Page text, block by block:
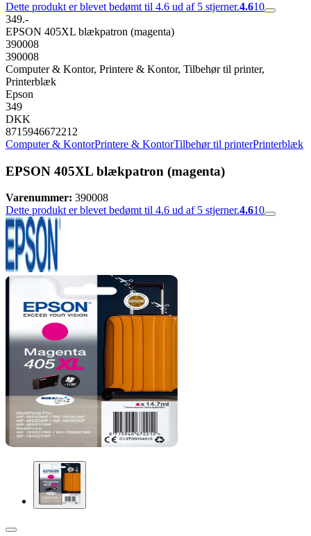
Dette produkt er blevet bedømt til 4.6 ud af 5 stjerner.4.610
349.-
EPSON 405XL blækpatron (magenta)
390008
390008
Computer & Kontor, Printere & Kontor, Tilbehør til printer,
Printerblæk
Epson
349
DKK
8715946672212
Computer & KontorPrintere & KontorTilbehør til printerPrinterblæk
EPSON 405XL blækpatron (magenta)
Varenummer: 390008
Dette produkt er blevet bedømt til 4.6 ud af 5 stjerner.4.610